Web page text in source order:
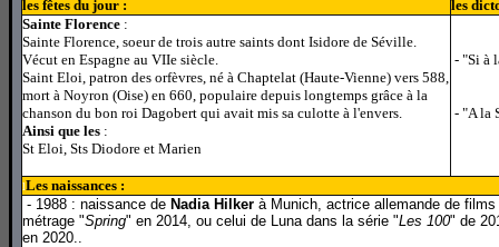
les fêtes du jour :
les
Sainte Florence :
Sainte Florence, soeur de trois autre saints dont Isidore de Séville.
Vécut en Espagne au VIIe siècle.
Saint Eloi, patron des orfèvres, né à Chaptelat (Haute-Vienne) vers 588,
mort à Noyron (Oise) en 660, populaire depuis longtemps grâce à la
chanson du bon roi Dagobert qui avait mis sa culotte à l'envers.
Ainsi que les :
St Eloi, Sts Diodore et Marien
- "Si à
- "A la
lLes naissances :
- 1988 : naissance de Nadia Hilker à Munich, actrice allemande de
métrage "Spring" en 2014, ou celui de Luna dans la série "Les 100" de
en 2020..